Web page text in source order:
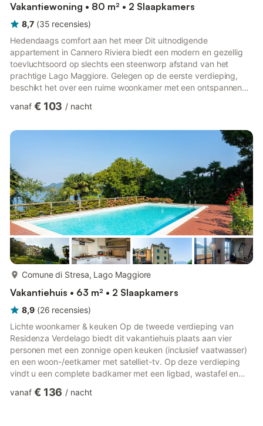
Vakantiewoning • 80 m² • 2 Slaapkamers
8,7 (35 recensies)
Hedendaags comfort aan het meer Dit uitnodigende
appartement in Cannero Riviera biedt een modern en gezellig
toevluchtsoord op slechts een steenworp afstand van het
prachtige Lago Maggiore. Gelegen op de eerste verdieping,
beschikt het over een ruime woonkamer met een ontspannend
Centrale verwarming zorgt het hele jaar door voor warmte en
bereiden van maaltijden eenvoudig maakt. De indeling van het
huis is ontworpen voor gezinnen of groepen die samen willen
vanaf € 103 / nacht
Comune di Stresa, Lago Maggiore
Vakantiehuis • 63 m² • 2 Slaapkamers
8,9 (26 recensies)
Lichte woonkamer & keuken Op de tweede verdieping van
Residenza Verdelago biedt dit vakantiehuis plaats aan vier
personen met een zonnige open keuken (inclusief vaatwasser)
en een woon-/eetkamer met satelliet-tv. Op deze verdieping
vindt u een complete badkamer met een ligbad, wastafel en
gemeenschappelijke tuin en het zwembad. Gezellige
vanaf € 136 / nacht